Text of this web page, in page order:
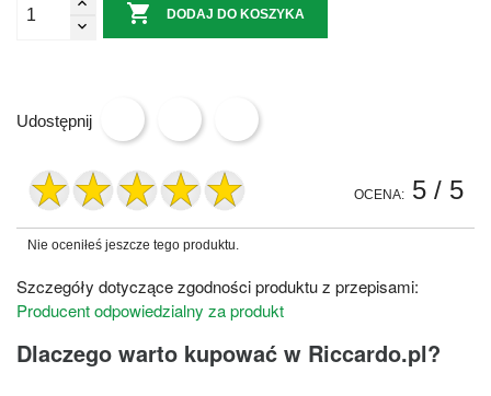
 DODAJ DO KOSZYKA
Udostępnij
OCENA: 5 / 5
Nie oceniłeś jeszcze tego produktu.
Szczegóły dotyczące zgodności produktu z przepisami:
Producent odpowiedzialny za produkt
Dlaczego warto kupować w Riccardo.pl?